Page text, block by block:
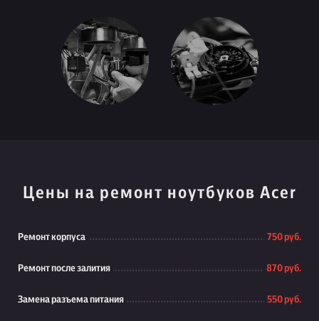
Цены на ремонт ноутбуков Acer
Ремонт корпуса 750 руб.
Ремонт после залития 870 руб.
Замена разъема питания 550 руб.